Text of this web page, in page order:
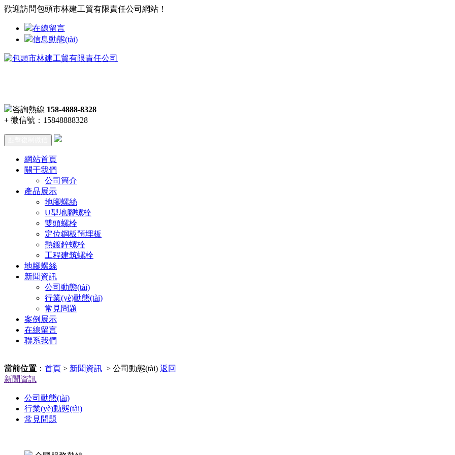
歡迎訪問包頭市林建工貿有限責任公司網站！
在線留言
信息動態(tài)
咨詢熱線 158-4888-8328
+ 微信號： 15848888328
網站首頁
關于我們
公司簡介
產品展示
地腳螺絲
U型地腳螺栓
雙頭螺栓
定位鋼板預埋板
熱鍍鋅螺栓
工程建筑螺栓
地腳螺絲
新聞資訊
公司動態(tài)
行業(yè)動態(tài)
常見問題
案例展示
在線留言
聯系我們
當前位置 ： 首頁 > 新聞資訊 > 公司動態(tài) 返回
新聞資訊
公司動態(tài)
行業(yè)動態(tài)
常見問題